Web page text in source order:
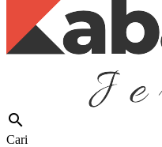
search
Cari